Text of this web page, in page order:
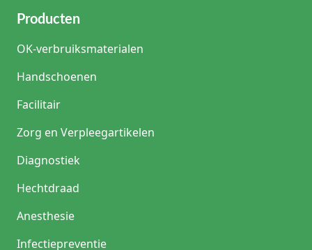
Producten
OK-verbruiksmaterialen
Handschoenen
Facilitair
Zorg en Verpleegartikelen
Diagnostiek
Hechtdraad
Anesthesie
Infectiepreventie